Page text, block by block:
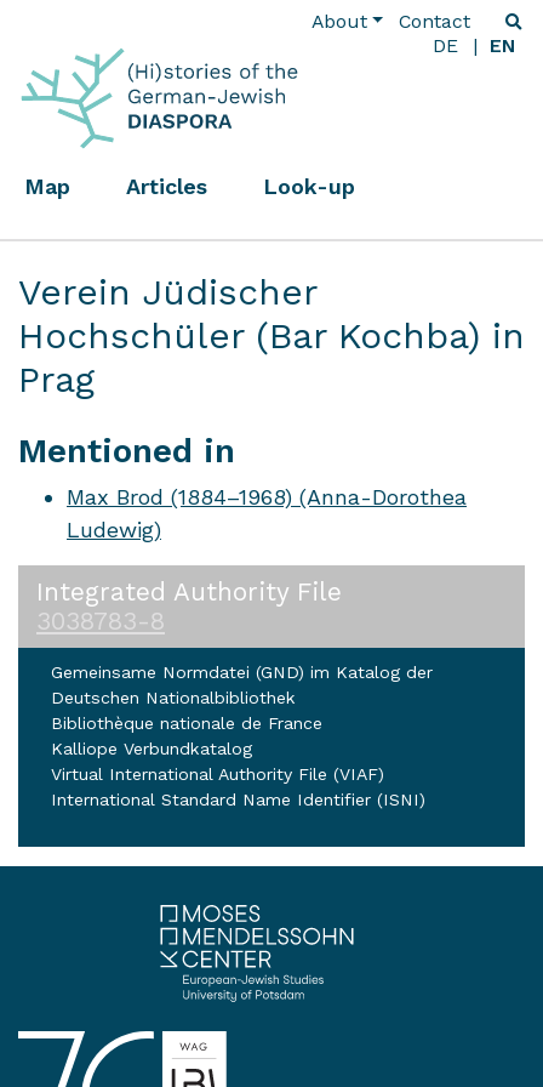
About
Contact
DE
EN
Map Articles Look-up
Verein Jüdischer
Hochschüler (Bar Kochba) in
Prag
Mentioned in
Max Brod (1884–1968) (Anna-Dorothea
Ludewig)
Integrated Authority File
3038783-8
Gemeinsame Normdatei (GND) im Katalog der
Deutschen Nationalbibliothek
Bibliothèque nationale de France
Kalliope Verbundkatalog
Virtual International Authority File (VIAF)
International Standard Name Identifier (ISNI)